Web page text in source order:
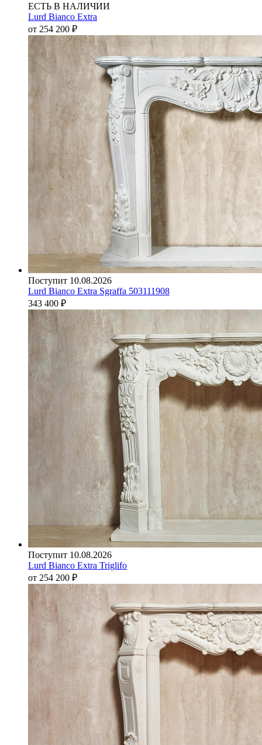
ЕСТЬ В НАЛИЧИИ
Lurd Bianco Extra
от 254 200 ₽
Поступит 10.08.2026
Lurd Bianco Extra Sgraffa 503111908
343 400 ₽
Поступит 10.08.2026
Lurd Bianco Extra Triglifo
от 254 200 ₽